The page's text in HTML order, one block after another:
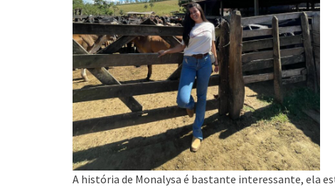
A história de Monalysa é bastante interessante, ela